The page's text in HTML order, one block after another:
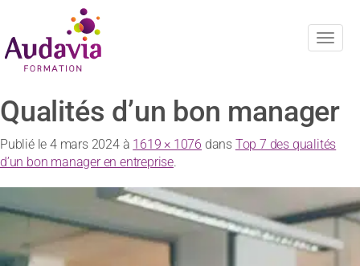
Qualités d’un bon manager
Publié le 4 mars 2024à 1619 × 1076 dans Top 7 des qualités
d’un bon manager en entreprise.